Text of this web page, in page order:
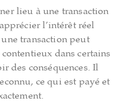
lieu à une transaction
l’intérêt réel
transaction peut
dans certains
des conséquences. Il
ce qui est payé et